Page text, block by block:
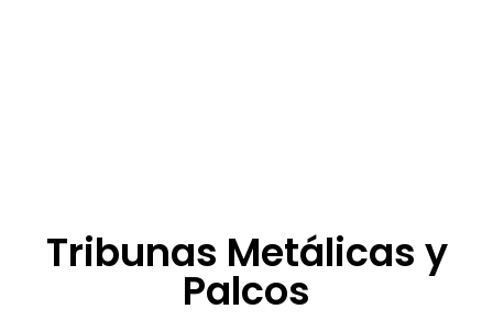
Tribunas Metálicas y
Palcos